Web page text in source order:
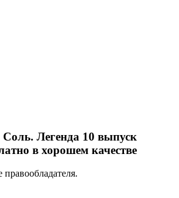
Соль. Легенда 10 выпуск
в хорошем качестве